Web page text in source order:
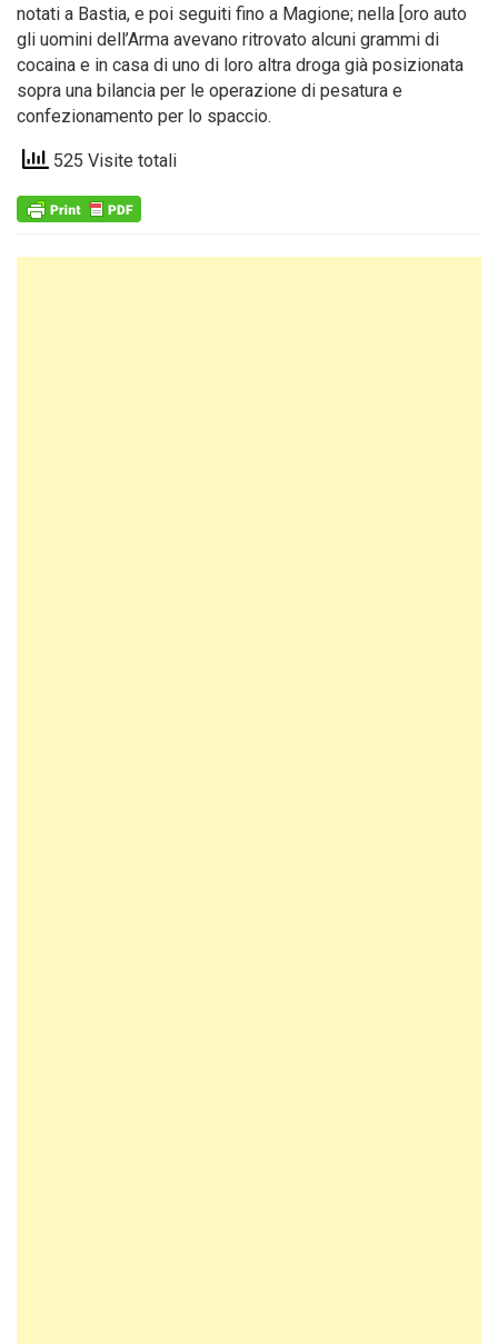
notati a Bastia, e poi seguiti fino a Magione; nella [oro auto
gli uomini dell’Arma avevano ritrovato alcuni grammi di
cocaina e in casa di uno di loro altra droga già posizionata
sopra una bilancia per le operazione di pesatura e
confezionamento per lo spaccio.
525 Visite totali